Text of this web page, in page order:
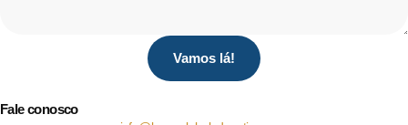
Vamos lá!
Fale conosco